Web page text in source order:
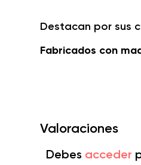
Destacan por sus
Fabricados con
Valoraciones
Debes acceder